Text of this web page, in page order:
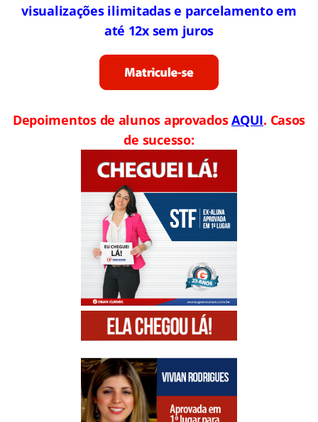
visualizações ilimitadas e parcelamento em
até 12x sem juros
Depoimentos de alunos aprovadosAQUI. Casos
de sucesso: